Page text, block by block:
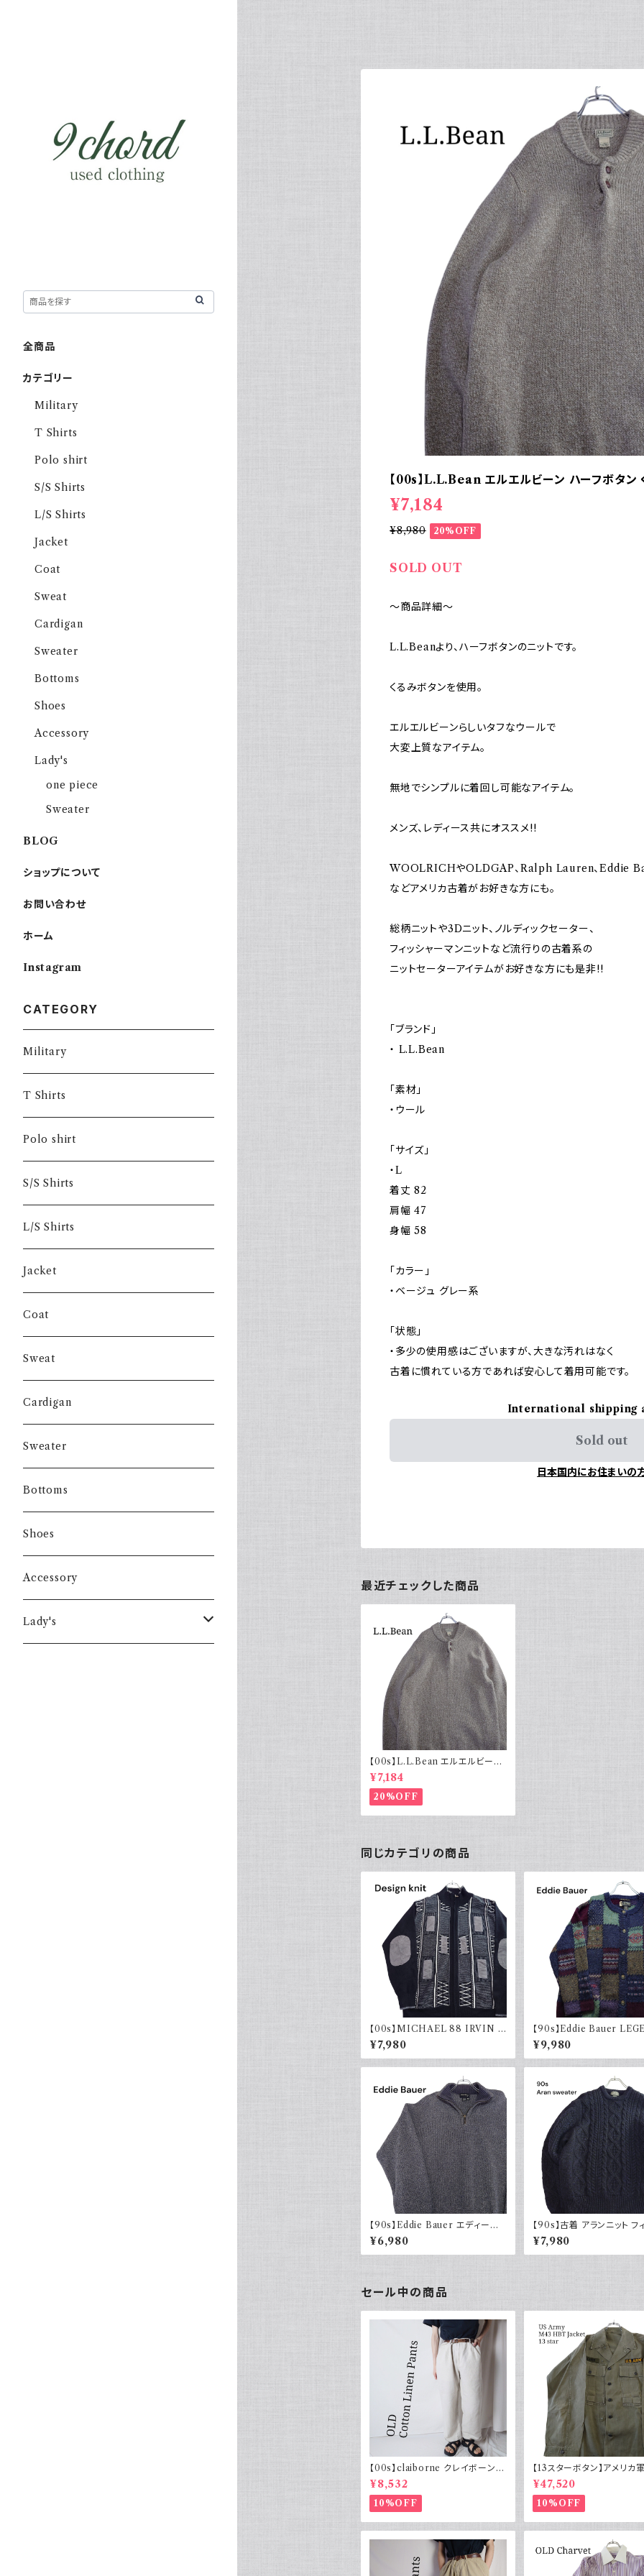
【00s】L.L.Bean エルエルビーン ハーフボタン
¥7,184
¥8,980 20%OFF
SOLD OUT
～商品詳細～
L.L.Beanより、ハーフボタンのニットです。
くるみボタンを使用。
エルエルビーンらしいタフなウールで
大変上質なアイテム。
無地でシンプルに着回し可能なアイテム。
メンズ、レディース共にオススメ!!
WOOLRICHやOLDGAP、Ralph Lauren、Eddie
などアメリカ古着がお好きな方にも。
総柄ニットや3Dニット、ノルディックセーター、
フィッシャーマンニットなど流行りの古着系の
ニットセーターアイテムがお好きな方にも是非!!
「ブランド」
・ L.L.Bean
「素材」
・ウール
「サイズ」
・L
着丈 82
肩幅 47
身幅 58
「カラー」
・ベージュ グレー系
「状態」
・多少の使用感はございますが、大きな汚れはなく
古着に慣れている方であれば安心して着用可能です。
International shipping
Sold out
日本国内にお住まいの
最近チェックした商品
【00s】L.L.Bean エルエルビーン
ハーフボタン くるみ ウールニット
¥7,184
20%OFF
同じカテゴリの商品
【00s】MICHAEL 88 IRVIN デ
ザインニット ジップアップ エルボ
ーパッチ 古着 レトロ モード アクリ
ル
¥7,980
【90s】Eddie Bauer
エディーバウアー レジェン
ニット カーディガン ウール
90年代
¥9,980
【90s】Eddie Bauer エディーバ
ウアー コットンニット ハーフジップ
USA製 グレー 90年代 古着
¥6,980
【90s】古着 アランニット フ
マンセーター ブラックネイ
紺 ウール 90年代 ヴィンテ
intage
¥7,980
セール中の商品
【00s】claiborne クレイボーン リ
ネンコットンパンツ ツータック
¥8,532
10%OFF
【13スターボタン】アメリ
HBT ジャケット パッチ 軍
¥47,520
10%OFF
全商品
カテゴリー
Military
T Shirts
Polo shirt
S/S Shirts
L/S Shirts
Jacket
Coat
Sweat
Cardigan
Sweater
Bottoms
Shoes
Accessory
Lady's
one piece
Sweater
BLOG
ショップについて
お問い合わせ
ホーム
Instagram
CATEGORY
Military
T Shirts
Polo shirt
S/S Shirts
L/S Shirts
Jacket
Coat
Sweat
Cardigan
Sweater
Bottoms
Shoes
Accessory
Lady's